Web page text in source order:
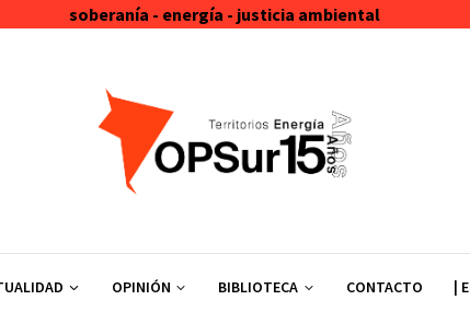
soberanía - energía - justicia ambiental
OPINIÓN BIBLIOTECA CONTACTO |